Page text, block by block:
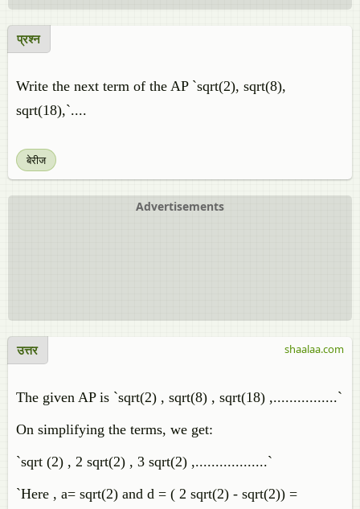
प्रश्न
Write the next term of the AP `sqrt(2), sqrt(8),
sqrt(18),`....
बेरीज
Advertisements
उत्तर
The given AP is `sqrt(2) , sqrt(8) , sqrt(18) ,................`
On simplifying the terms, we get:
`sqrt (2) , 2 sqrt(2) , 3 sqrt(2) ,..................`
`Here , a= sqrt(2) and d = ( 2 sqrt(2) - sqrt(2)) =
shaalaa.com